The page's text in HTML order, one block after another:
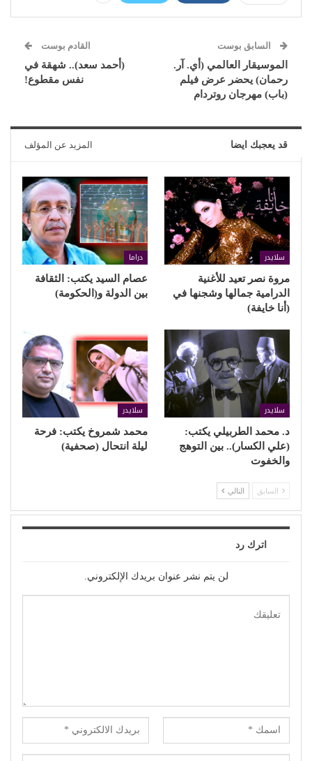
السابق بوست
الموسيقار العالمي (أي. آر.
رحمان) يحضر عرض فيلم
(باب) مهرجان روتردام
القادم بوست
(أحمد سعد).. شهقة في
نفس مقطوع!
قد يعجبك ايضا المزيد عن المؤلف
سلايدر
مروة نصر تعيد للأغنية
الدرامية جمالها وشجنها في
(أنا خايفة)
دراما
عصام السيد يكتب: الثقافة
بين الدولة و(الحكومة)
سلايدر
د. محمد الطربيلي يكتب:
(علي الكسار).. بين التوهج
والخفوت
سلايدر
محمد شمروخ يكتب: فرحة
ليلة انتحال (صحفية)
السابق التالي
اترك رد
لن يتم نشر عنوان بريدك الإلكتروني.